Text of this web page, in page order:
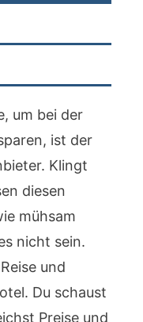
um bei der
ist der
Klingt
diesen
mühsam
nicht sein.
und
Du schaust
Preise und